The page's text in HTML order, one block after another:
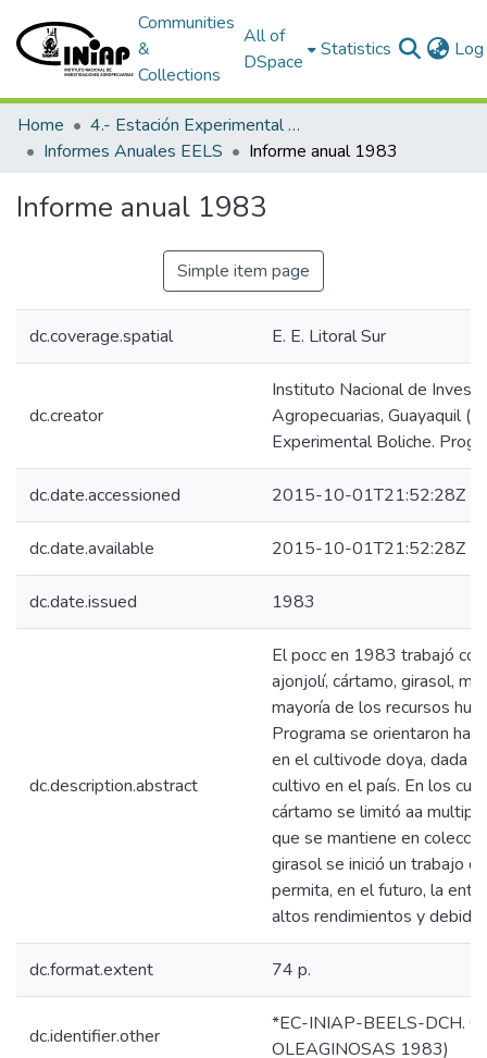
Communities
&
Collections
All of
DSpace
Statistics
Home
4.- Estación Experimental Litoral Sur
Informes Anuales EELS
Informe anual 1983
Informe anual 1983
Simple item page
dc.coverage.spatial E. E. Litoral Sur
dc.creator
Instituto Nacional de
Agropecuarias, Guayaquil
Experimental Boliche.
dc.date.accessioned 2015-10-01T21:52:28Z
dc.date.available 2015-10-01T21:52:28Z
dc.date.issued 1983
dc.description.abstract
El pocc en 1983 trabajó
ajonjolí, cártamo, girasol,
mayoría de los recursos
Programa se orientaron
en el cultivode doya, dada
cultivo en el país. En los
cártamo se limitó aa
que se mantiene en
girasol se inició un trabajo
permita, en el futuro, la
altos rendimientos y
dc.format.extent 74 p.
dc.identifier.other
*EC-INIAP-BEELS-DCH.
OLEAGINOSAS 1983)